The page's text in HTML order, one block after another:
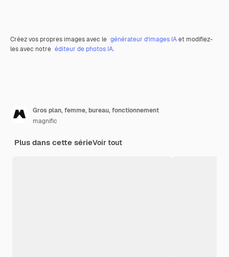
Créez vos propres images avec le générateur d’images IAet modifiez-
les avec notre éditeur de photos IA.
Gros plan, femme, bureau, fonctionnement
magnific
Plus dans cette sérieVoir tout